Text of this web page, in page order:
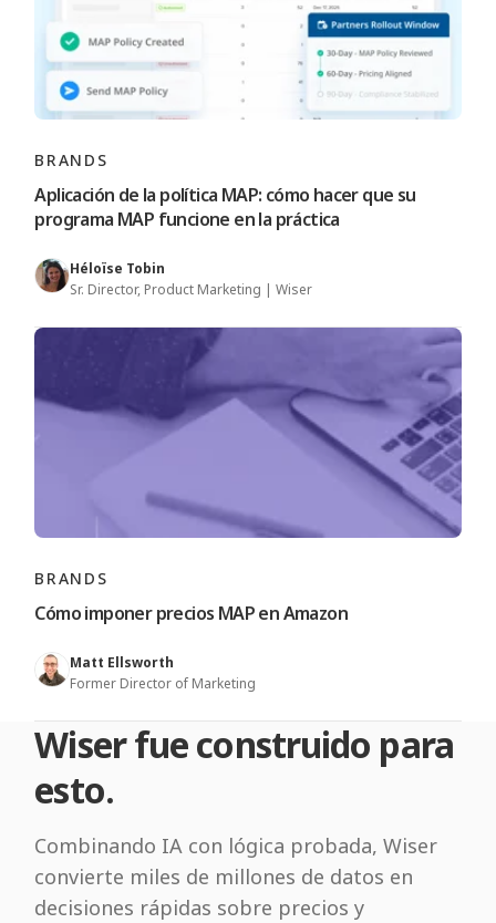
BRANDS
Aplicación de la política MAP: cómo hacer que su
programa MAP funcione en la práctica
Héloïse Tobin
Sr. Director, Product Marketing | Wiser
BRANDS
Cómo imponer precios MAP en Amazon
Matt Ellsworth
Former Director of Marketing
Wiser fue construido para
esto.
Combinando IA con lógica probada, Wiser
convierte miles de millones de datos en
decisiones rápidas sobre precios y